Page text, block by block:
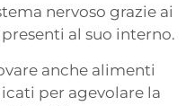
nervoso grazie ai
al suo interno.
anche alimenti
per agevolare la